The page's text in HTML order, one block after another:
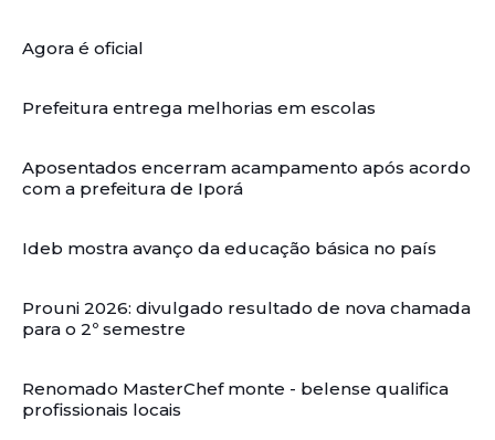
Agora é oficial
Prefeitura entrega melhorias em escolas
Aposentados encerram acampamento após acordo
com a prefeitura de Iporá
Ideb mostra avanço da educação básica no país
Prouni 2026: divulgado resultado de nova chamada
para o 2º semestre
Renomado MasterChef monte - belense qualifica
profissionais locais